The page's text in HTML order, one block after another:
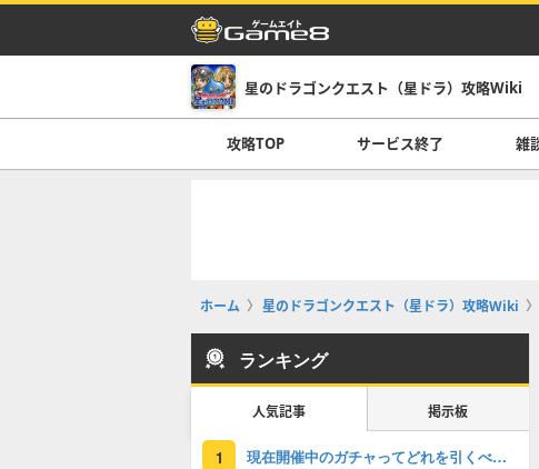
星のドラゴンクエスト（星ドラ）攻略Wiki
攻略TOP サービス終了 雑
ホーム 星のドラゴンクエスト（星ドラ）攻略Wiki
ランキング
人気記事 掲示板
1 現在開催中のガチャってどれを引くべき？｜ガチャ情報一覧